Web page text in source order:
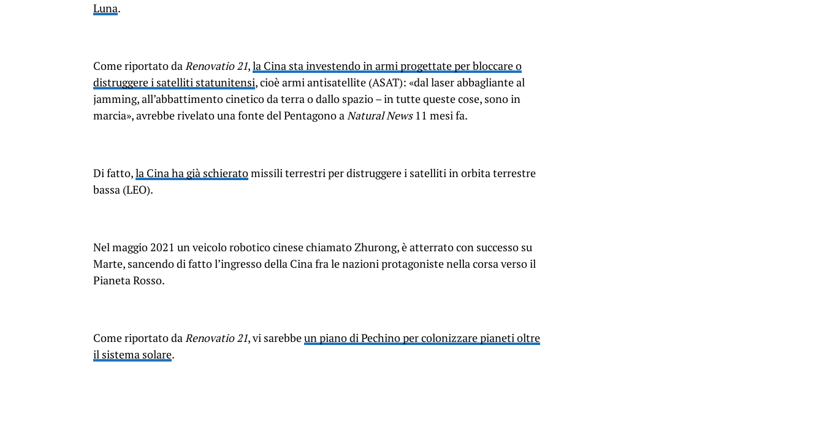
Luna.
Come riportato daRenovatio 21,la Cina sta investendo in armi progettate per bloccare o
distruggere i satelliti statunitensi, cioè armi antisatellite (ASAT): «dal laser abbagliante al
jamming, all’abbattimento cinetico da terra o dallo spazio – in tutte queste cose, sono in
marcia», avrebbe rivelato una fonte del Pentagono aNatural News11 mesi fa.
Di fatto,la Cina ha già schieratomissili terrestri per distruggere i satelliti in orbita terrestre
bassa (LEO).
Nel maggio 2021 un veicolo robotico cinese chiamato Zhurong, è atterrato con successo su
Marte, sancendo di fatto l’ingresso della Cina fra le nazioni protagoniste nella corsa verso il
Pianeta Rosso.
Come riportato daRenovatio 21, vi sarebbeun piano di Pechino per colonizzare pianeti oltre
il sistema solare.